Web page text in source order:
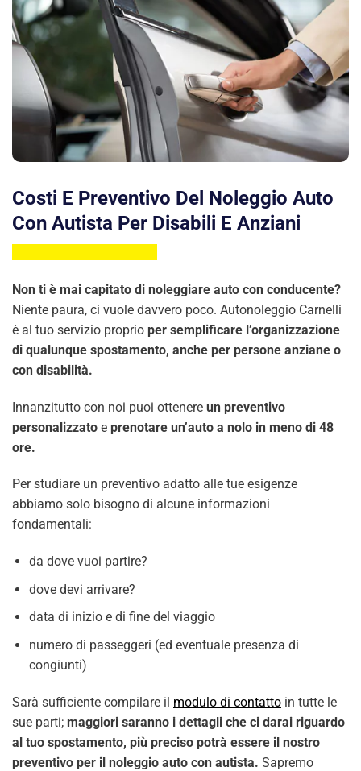
Costi E Preventivo Del Noleggio Auto
Con Autista Per Disabili E Anziani
Non ti è mai capitato di noleggiare auto con conducente?
Niente paura, ci vuole davvero poco. Autonoleggio Carnelli
è al tuo servizio proprio per semplificare l’organizzazione
di qualunque spostamento, anche per persone anziane o
con disabilità.
Innanzitutto con noi puoi ottenere un preventivo
personalizzato e prenotare un’auto a nolo in meno di 48
ore.
Per studiare un preventivo adatto alle tue esigenze
abbiamo solo bisogno di alcune informazioni
fondamentali:
da dove vuoi partire?
dove devi arrivare?
data di inizio e di fine del viaggio
numero di passeggeri (ed eventuale presenza di
congiunti)
Sarà sufficiente compilare il modulo di contatto in tutte le
sue parti; maggiori saranno i dettagli che ci darai riguardo
al tuo spostamento, più preciso potrà essere il nostro
preventivo per il noleggio auto con autista. Sapremo